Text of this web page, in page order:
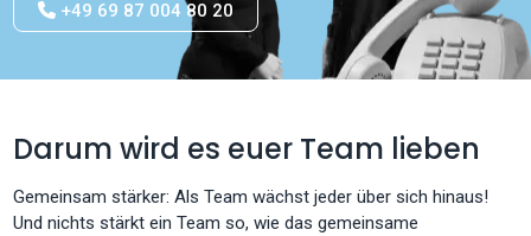
+49 69 87 004 80 20
Darum wird es euer Team lieben
Gemeinsam stärker: Als Team wächst jeder über sich hinaus!
Und nichts stärkt ein Team so, wie das gemeinsame